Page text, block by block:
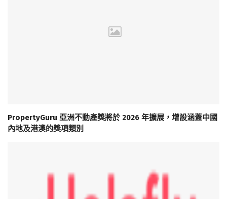
PropertyGuru 亞洲不動產獎將於 2026 年擴展，增設涵蓋中國
內地及港澳的獎項類別